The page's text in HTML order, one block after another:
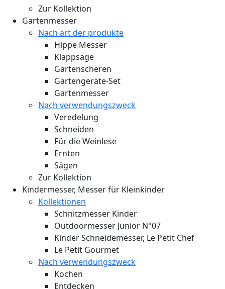
Zur Kollektion
Gartenmesser
Nach art der produkte
Hippe Messer
Klappsäge
Gartenscheren
Gartengeräte-Set
Gartenmesser
Nach verwendungszweck
Veredelung
Schneiden
Für die Weinlese
Ernten
Sägen
Zur Kollektion
Kindermesser, Messer für Kleinkinder
Kollektionen
Schnitzmesser Kinder
Outdoormesser Junior N°07
Kinder Schneidemesser, Le Petit Chef
Le Petit Gourmet
Nach verwendungszweck
Kochen
Entdecken